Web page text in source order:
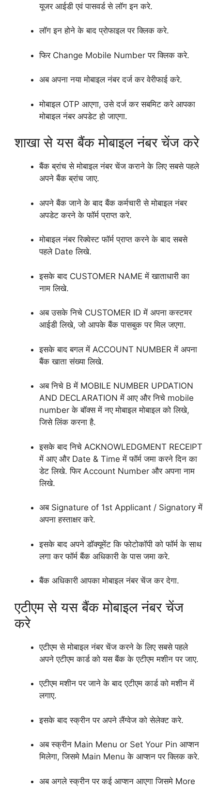
यूजर आईडी एवं पासवर्ड से लॉग इन करे.
लॉग इन होने के बाद प्रोफाइल पर क्लिक करे.
फिर Change Mobile Number पर क्लिक करे.
अब अपना नया मोबाइल नंबर दर्ज कर वेरीफाई करे.
मोबाइल OTP आएगा, उसे दर्ज कर सबमिट करे आपका
मोबाइल नंबर अपडेट हो जाएगा.
शाखा से यस बैंक मोबाइल नंबर चेंज करे
बैंक ब्रांच से मोबाइल नंबर चेंज कराने के लिए सबसे पहले
अपने बैंक ब्रांच जाए.
अपने बैंक जाने के बाद बैंक कर्मचारी से मोबाइल नंबर
अपडेट करने के फॉर्म प्राप्त करे.
मोबाइल नंबर रिक्वेस्ट फॉर्म प्राप्त करने के बाद सबसे
पहले Date लिखे.
इसके बाद CUSTOMER NAME में खाताधारी का
नाम लिखे.
अब उसके निचे CUSTOMER ID में अपना कस्टमर
आईडी लिखे, जो आपके बैंक पासबुक पर मिल जएगा.
इसके बाद बगल में ACCOUNT NUMBER में अपना
बैंक खाता संख्या लिखे.
अब निचे B में MOBILE NUMBER UPDATION
AND DECLARATION में आए और निचे mobile
number के बॉक्स में नए मोबाइल मोबाइल को लिखे,
जिसे लिंक करना है.
इसके बाद निचे ACKNOWLEDGMENT RECEIPT
में आए और Date & Time में फॉर्म जमा करने दिन का
डेट लिखे. फिर Account Number और अपना नाम
लिखे.
अब Signature of 1st Applicant / Signatory में
अपना हस्ताक्षर करे.
इसके बाद अपने डॉक्यूमेंट कि फोटोकॉपी को फॉर्म के साथ
लगा कर फॉर्म बैंक अधिकारी के पास जमा करे.
बैंक अधिकारी आपका मोबाइल नंबर चेंज कर देगा.
एटीएम से यस बैंक मोबाइल नंबर चेंज
करे
एटीएम से मोबाइल नंबर चेंज करने के लिए सबसे पहले
अपने एटीएम कार्ड को यस बैंक के एटीएम मशीन पर जाए.
एटीएम मशीन पर जाने के बाद एटीएम कार्ड को मशीन में
लगाए.
इसके बाद स्क्रीन पर अपने लैंग्वेज को सेलेक्ट करे.
अब स्क्रीन Main Menu or Set Your Pin आप्शन
मिलेगा, जिसमे Main Menu के आप्शन पर क्लिक करे.
अब अगले स्क्रीन पर कई आप्शन आएगा जिसमे More